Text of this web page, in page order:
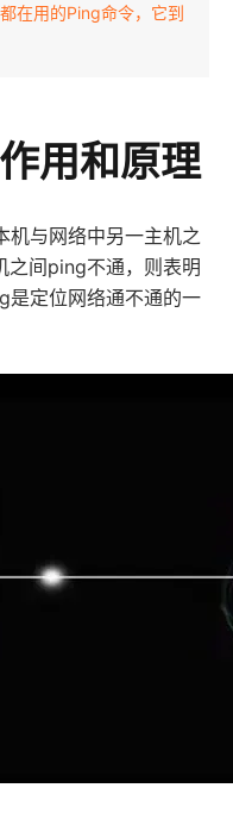
在用的Ping命令，它到
用和原理
机与网络中另一主机之
之间ping不通，则表明
是定位网络通不通的一